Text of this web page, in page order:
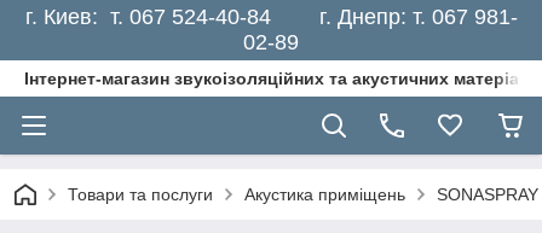
г. Киев: т. 067 524-40-84 г. Днепр: т. 067 981-
02-89
Інтернет-магазин звукоізоляційних та акустичних
Товари та послуги Акустика приміщень